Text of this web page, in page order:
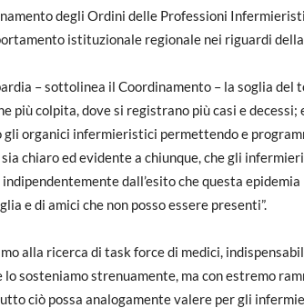
degli Ordini delle Professioni
istituzionale regionale nei riguardi
– sottolinea il Coordinamento – la soglia
più colpita, dove si registrano più casi e
gli organici infermieristici permettendo e
chiaro ed evidente a chiunque, che gli
dall’esito che questa
e di amici che non posso essere presenti”.
alla ricerca di task force di medici,
lo sosteniamo strenuamente, ma con estremo
ciò possa analogamente valere per gli